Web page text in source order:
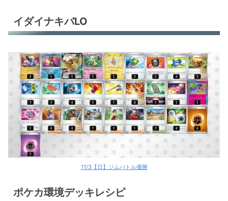
イダイナキバLO
11/3【日】ジムバトル優勝
ポケカ環境デッキレシピ